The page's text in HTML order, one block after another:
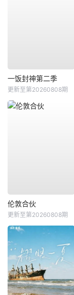
一饭封神第二季
更新至第20260808期
伦敦合伙
更新至第20260808期